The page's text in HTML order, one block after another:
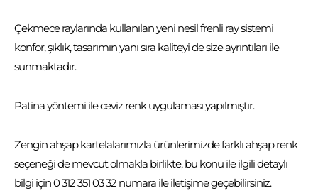
Çekmece raylarında kullanılan yeni nesil frenli ray sistemi
konfor, şıklık, tasarımın yanı sıra kaliteyi de size ayrıntıları ile
sunmaktadır.
Patina yöntemi ile ceviz renk uygulaması yapılmıştır.
Zengin ahşap kartelalarımızla ürünlerimizde farklı ahşap renk
seçeneği de mevcut olmakla birlikte, bu konu ile ilgili detaylı
bilgi için 0 312 351 03 32 numara ile iletişime geçebilirsiniz.